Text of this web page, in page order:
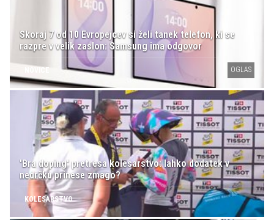
Skoraj 7 od 10 Evropejcev si želi tanek telefon, ki se
razpre v velik zaslon: Samsung ima odgovor
OGLAS
'Bra doping' pretresa kolesarstvo: lahko dodatek v
nedrčku prinese zmago?
KOLESARSTVO